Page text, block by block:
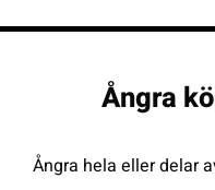
Ångra
Ångra hela eller delar